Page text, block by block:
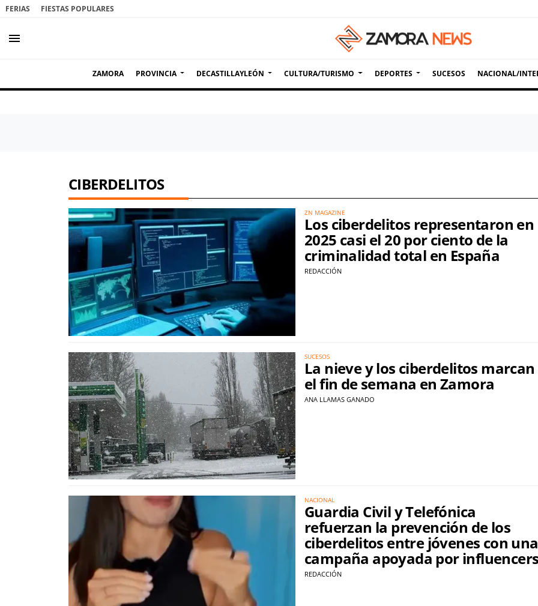
FERIAS FIESTAS POPULARES
menu
ZAMORA PROVINCIA DECASTILLAYLEÓN CULTURA/TURISMO DEPORTES SUCESOS NACIONAL/
CIBERDELITOS
ZN MAGAZINE
Los ciberdelitos representaron en
2025 casi el 20 por ciento de la
criminalidad total en España
REDACCIÓN
SUCESOS
La nieve y los ciberdelitos marcan
el fin de semana en Zamora
ANA LLAMAS GANADO
NACIONAL
Guardia Civil y Telefónica
refuerzan la prevención de los
ciberdelitos entre jóvenes con una
campaña apoyada por
REDACCIÓN